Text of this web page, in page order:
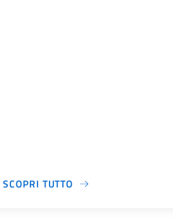
SCOPRI TUTTO